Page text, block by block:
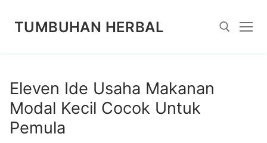
content
TUMBUHAN HERBAL
Eleven Ide Usaha Makanan
Modal Kecil Cocok Untuk
Pemula